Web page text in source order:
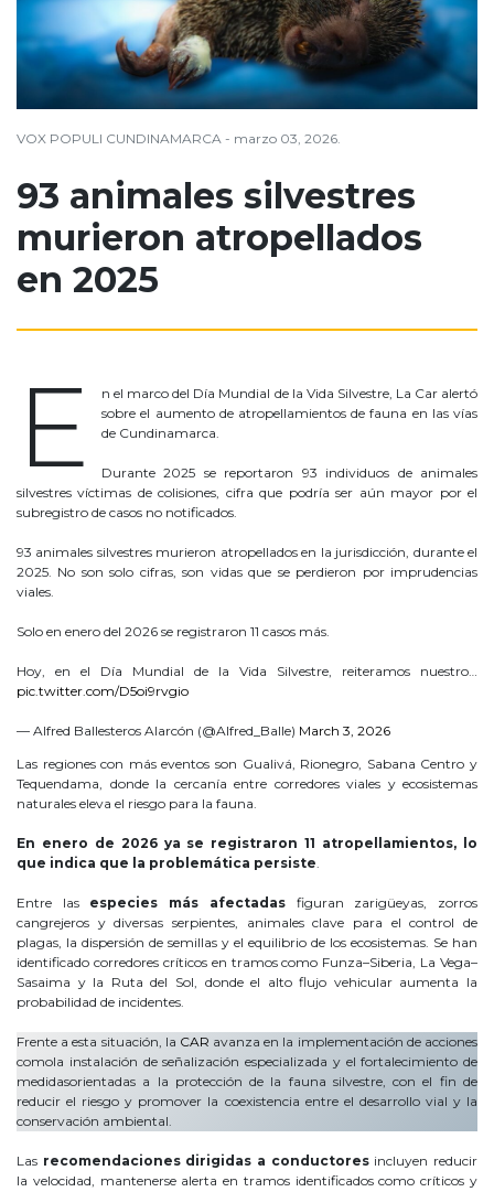
VOX POPULI CUNDINAMARCA - marzo 03, 2026.
93 animales silvestres
murieron atropellados
en 2025
E
n el marco del Día Mundial de la Vida Silvestre, La Car alertó
sobre el aumento de atropellamientos de fauna en las vías
de Cundinamarca.
Durante 2025 se reportaron 93 individuos de animales
silvestres víctimas de colisiones, cifra que podría ser aún mayor por el
subregistro de casos no notificados.
93 animales silvestres murieron atropellados en la jurisdicción, durante el
2025. No son solo cifras, son vidas que se perdieron por imprudencias
viales.
Solo en enero del 2026 se registraron 11 casos más.
Hoy, en el Día Mundial de la Vida Silvestre, reiteramos nuestro…
pic.twitter.com/D5oi9rvgio
— Alfred Ballesteros Alarcón (@Alfred_Balle) March 3, 2026
Las regiones con más eventos son Gualivá, Rionegro, Sabana Centro y
Tequendama, donde la cercanía entre corredores viales y ecosistemas
naturales eleva el riesgo para la fauna.
En enero de 2026 ya se registraron 11 atropellamientos, lo
que indica que la problemática persiste.
Entre las especies más afectadas figuran zarigüeyas, zorros
cangrejeros y diversas serpientes, animales clave para el control de
plagas, la dispersión de semillas y el equilibrio de los ecosistemas. Se han
identificado corredores críticos en tramos como Funza–Siberia, La Vega–
Sasaima y la Ruta del Sol, donde el alto flujo vehicular aumenta la
probabilidad de incidentes.
Frente a esta situación, la CAR avanza en la implementación de acciones
comola instalación de señalización especializada y el fortalecimiento de
medidasorientadas a la protección de la fauna silvestre, con el fin de
reducir el riesgo y promover la coexistencia entre el desarrollo vial y la
conservación ambiental.
Las recomendaciones dirigidas a conductoresincluyen reducir
la velocidad, mantenerse alerta en tramos identificados como críticos y